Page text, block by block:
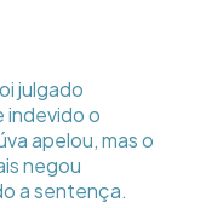
julgado
o
apelou, mas o
negou
a sentença.